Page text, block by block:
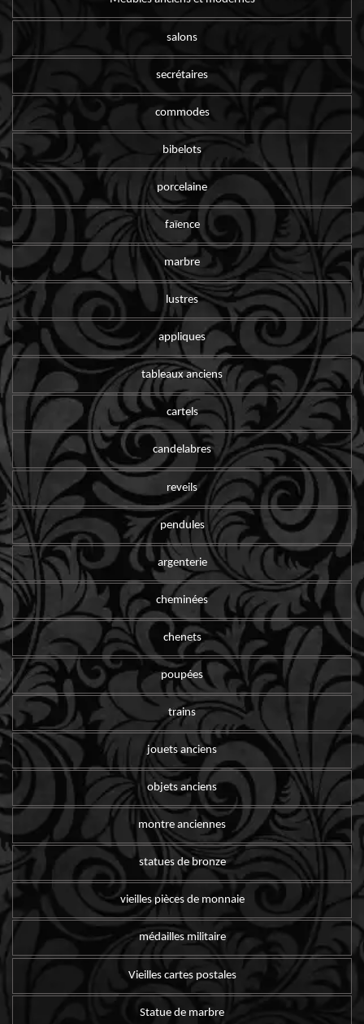
salons
secrétaires
commodes
bibelots
porcelaine
faïence
marbre
lustres
appliques
tableaux anciens
cartels
candelabres
reveils
pendules
argenterie
cheminées
chenets
poupées
trains
jouets anciens
objets anciens
montre anciennes
statues de bronze
vieilles pièces de monnaie
médailles militaire
Vieilles cartes postales
Statue de marbre